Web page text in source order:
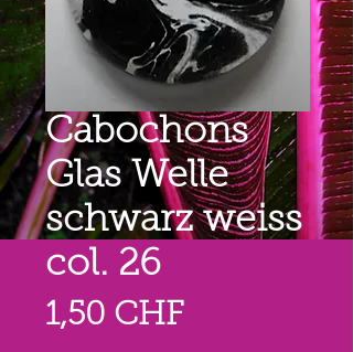
Cabochons
Glas Welle
schwarz weiss
col. 26
1,50 CHFPreis